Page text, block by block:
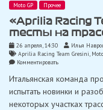
Moto GP Прочее
«Aprilia Racing
тесты на
26 апреля, 14:30
Илья
Aprilia Racing Team Gresini,
Комментироватьon
Racing
Gresini»
провела
Итальянская команда
испытать новинки и
некоторых участках